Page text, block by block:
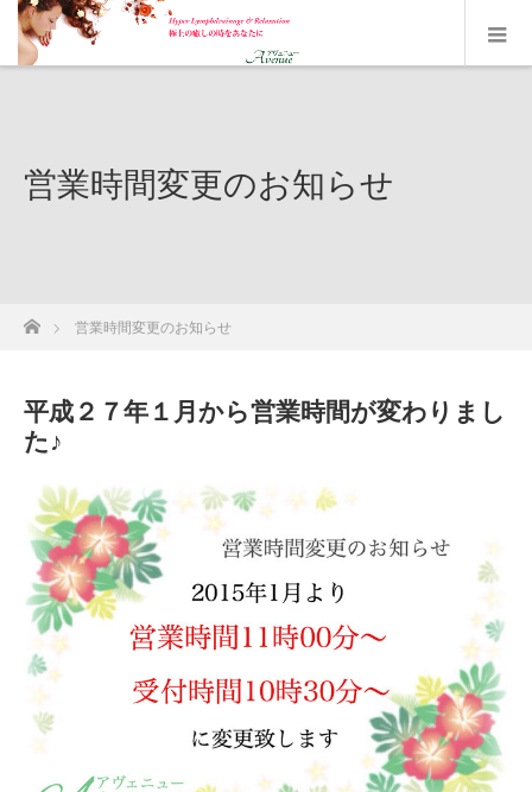
営業時間変更のお知らせ
ホーム営業時間変更のお知らせ
平成２７年１月から営業時間が変わりまし
た♪